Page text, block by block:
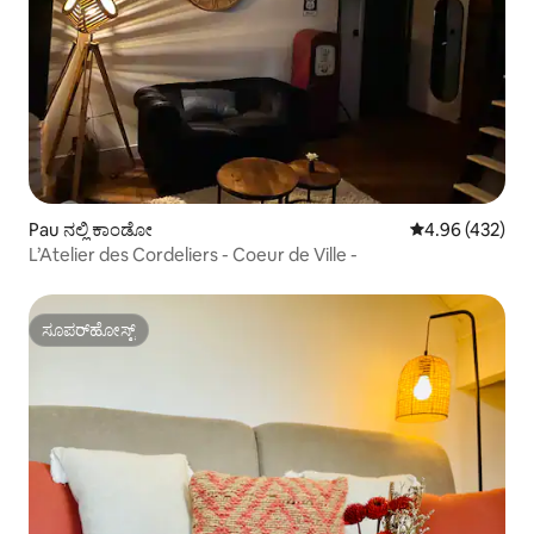
Pau ನಲ್ಲಿ ಕಾಂಡೋ 5 ರಲ್ಲಿ 4.96
4.96 (432)
L’Atelier des Cordeliers - Coeur de Ville -
ಸೂಪರ್‌ಹೋಸ್ಟ್
ಸೂಪರ್‌ಹೋಸ್ಟ್